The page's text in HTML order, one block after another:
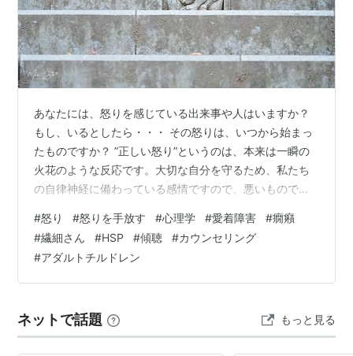
あなたには、怒りを感じている出来事や人はいますか？
もし、いるとしたら・・・ その怒りは、いつから始まっ
たものですか？ ”正しい怒り”というのは、本来は一瞬の
火花のような反応です。大切な自分を守るため、私たち
の自律神経に備わっている感情ですので、悪いものでは
（処理できない）場合、心身共に、少々困った状態にな
ってしまいます。 私自身、この「怒り」の扱い方には、
ずいぶんと振り回されてきた口です。一度腹を立ててし
まうと、なかなか相手を許すことができなかったり、ず
最長で“30年近く”持ち続けていた怒りもあ…
#怒り #怒りを手放す #心理学 #愛着障害 #癇癪
#繊細さん #HSP #傾聴 #カウンセリング
#アダルトチルドレン
ネットで話題 もっと見る